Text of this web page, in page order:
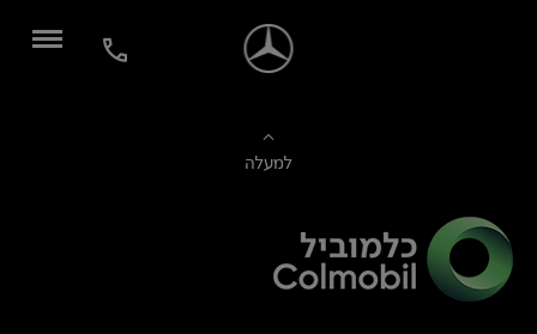
למעלה